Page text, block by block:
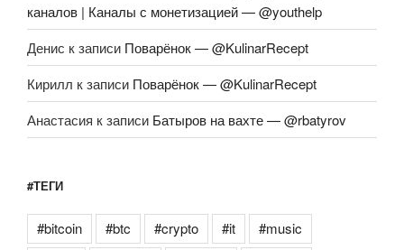
каналов | Каналы с монетизацией — @youthelp
Денис к записи Поварёнок — @KulinarRecept
Кирилл к записи Поварёнок — @KulinarRecept
Анастасия к записи Батыров на вахте — @rbatyrov
#ТЕГИ
#bitcoin #btc #crypto #it
#music